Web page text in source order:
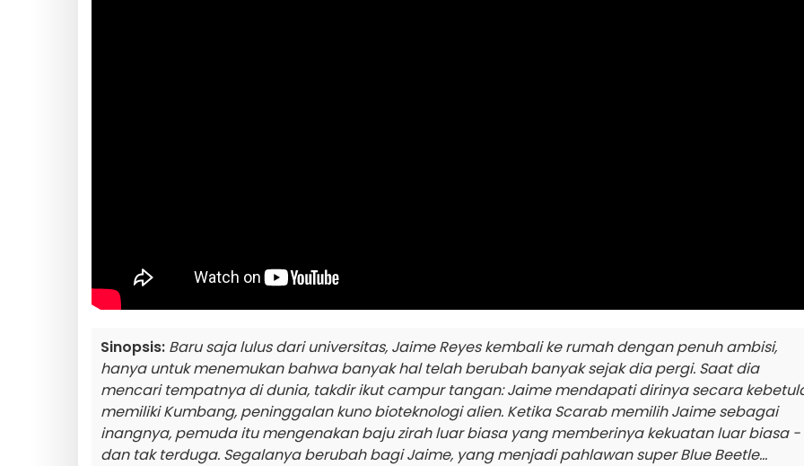
Sinopsis: Baru saja lulus dari universitas, Jaime Reyes kembali ke rumah dengan penuh ambisi,
hanya untuk menemukan bahwa banyak hal telah berubah banyak sejak dia pergi. Saat dia
mencari tempatnya di dunia, takdir ikut campur tangan: Jaime mendapati dirinya secara
memiliki Kumbang, peninggalan kuno bioteknologi alien. Ketika Scarab memilih Jaime sebagai
inangnya, pemuda itu mengenakan baju zirah luar biasa yang memberinya kekuatan luar biasa -
dan tak terduga. Segalanya berubah bagi Jaime, yang menjadi pahlawan super Blue Beetle...